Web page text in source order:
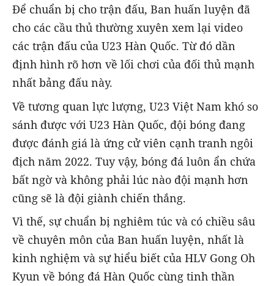
Để chuẩn bị cho trận đấu, Ban huấn luyện đã
cho các cầu thủ thường xuyên xem lại video
các trận đấu của U23 Hàn Quốc. Từ đó dần
định hình rõ hơn về lối chơi của đối thủ mạnh
nhất bảng đấu này.
Về tương quan lực lượng, U23 Việt Nam khó so
sánh được với U23 Hàn Quốc, đội bóng đang
được đánh giá là ứng cử viên cạnh tranh ngôi
địch năm 2022. Tuy vậy, bóng đá luôn ẩn chứa
bất ngờ và không phải lúc nào đội mạnh hơn
cũng sẽ là đội giành chiến thắng.
Vì thế, sự chuẩn bị nghiêm túc và có chiều sâu
về chuyên môn của Ban huấn luyện, nhất là
kinh nghiệm và sự hiểu biết của HLV Gong Oh
Kyun về bóng đá Hàn Quốc cùng tinh thần